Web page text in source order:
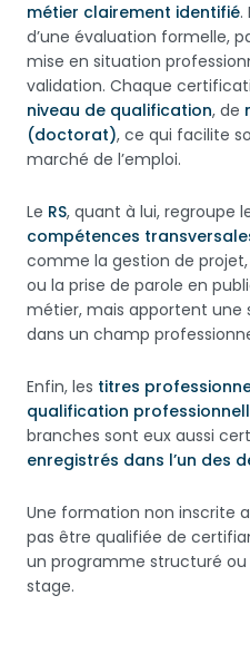
métier clairement identifié.
d’une évaluation formelle,
mise en situation
validation. Chaque
niveau de qualification, de
(doctorat), ce qui facilite
marché de l’emploi.
Le RS, quant à lui, regroupe
compétences
comme la gestion de projet,
ou la prise de parole en
métier, mais apportent une
dans un champ
Enfin, les titres
qualification
branches sont eux aussi
enregistrés dans l’un des
Une formation non inscrite
pas être qualifiée de
un programme structuré
stage.